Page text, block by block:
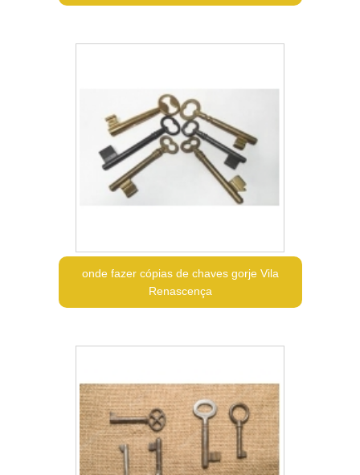
onde fazer cópias de chaves gorje Vila
Renascença